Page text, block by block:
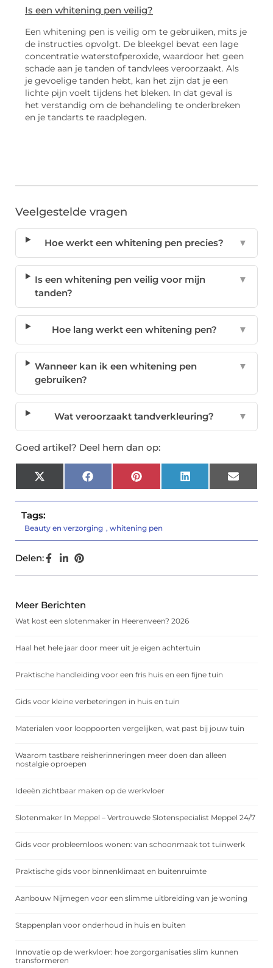
Is een whitening pen veilig?
Een whitening pen is veilig om te gebruiken, mits je
de instructies opvolgt. De bleekgel bevat een lage
concentratie waterstofperoxide, waardoor het geen
schade aan je tanden of tandvlees veroorzaakt. Als
je gevoelige tanden hebt, kan het zijn dat je een
lichte pijn voelt tijdens het bleken. In dat geval is
het verstandig om de behandeling te onderbreken
en je tandarts te raadplegen.
Veelgestelde vragen
Hoe werkt een whitening pen precies? ▼
Is een whitening pen veilig voor mijn
tanden?
▼
Hoe lang werkt een whitening pen? ▼
Wanneer kan ik een whitening pen
gebruiken?
▼
Wat veroorzaakt tandverkleuring? ▼
Goed artikel? Deel hem dan op:
X
(Twitter)
FacebookPinterest LinkedIn Email
Tags:
Beauty en verzorging , whitening pen
Delen:
Meer Berichten
Wat kost een slotenmaker in Heerenveen? 2026
Haal het hele jaar door meer uit je eigen achtertuin
Praktische handleiding voor een fris huis en een fijne tuin
Gids voor kleine verbeteringen in huis en tuin
Materialen voor looppoorten vergelijken, wat past bij jouw tuin
Waarom tastbare reisherinneringen meer doen dan alleen
nostalgie oproepen
Ideeën zichtbaar maken op de werkvloer
Slotenmaker In Meppel – Vertrouwde Slotenspecialist Meppel 24/7
Gids voor probleemloos wonen: van schoonmaak tot tuinwerk
Praktische gids voor binnenklimaat en buitenruimte
Aanbouw Nijmegen voor een slimme uitbreiding van je woning
Stappenplan voor onderhoud in huis en buiten
Innovatie op de werkvloer: hoe zorgorganisaties slim kunnen
transformeren